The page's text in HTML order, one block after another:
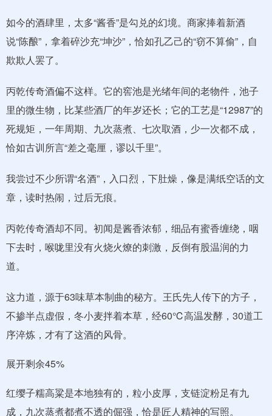
如今的酒肆里，太多“酱香”是勾兑的幻境。商家捧着新酒
说“陈酿”，拿着碎沙充“坤沙”，恰如孔乙己的“窃不算偷”，自
欺欺人罢了。
丙乾传奇酒偏不这样。它的窖池是光绪年间的老物件，池子
里的微生物，比某些酒厂的年岁还长；它的工艺是“12987”的
死规矩，一年周期、九次蒸煮、七次取酒，少一次都不成，
恰如古训所言“差之毫厘，谬以千里”。
我尝过不少所谓“名酒”，入口烈，下肚燥，像是满纸空话的文
章，读时热闹，过后无痕。
丙乾传奇酒却不同。初闻是酱香浓郁，细品有蜜香缠绕，咽
下去时，喉咙里没有火烧火燎的刺激，反倒有股温润的力
道。
这力道，源于63味草本制曲的秘方。王氏先人传下的方子，
不掺半点虚假，冬小麦拌着本草，经60℃高温发酵，30道工
序淬炼，才有了这酒的风骨。
展开剩余45%
红缨子糯高粱是本地独有的，粒小皮厚，支链淀粉足有九
成，九次蒸煮都煮不透的倔强，恰是匠人精神的写照。